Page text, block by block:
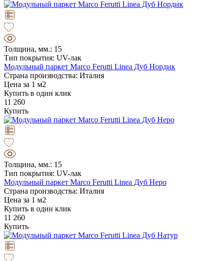
Толщина, мм.: 15
Тип покрытия: UV-лак
Модульный паркет Marco Ferutti Linea Дуб Нордик
Страна производства: Италия
Цена за 1 м2
Купить в один клик
11 260
Купить
Толщина, мм.: 15
Тип покрытия: UV-лак
Модульный паркет Marco Ferutti Linea Дуб Неро
Страна производства: Италия
Цена за 1 м2
Купить в один клик
11 260
Купить